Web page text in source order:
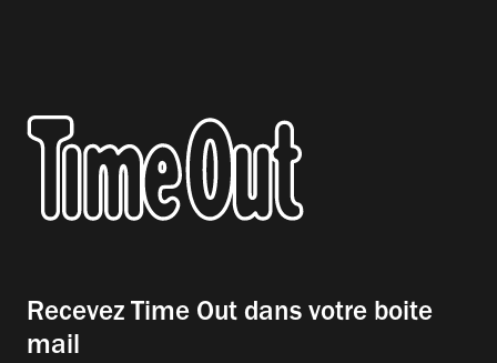
Recevez Time Out dans votre boite
mail